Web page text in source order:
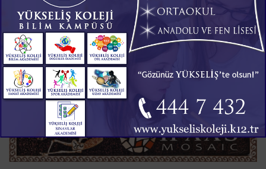
Ana Sayfa GÜNDEM